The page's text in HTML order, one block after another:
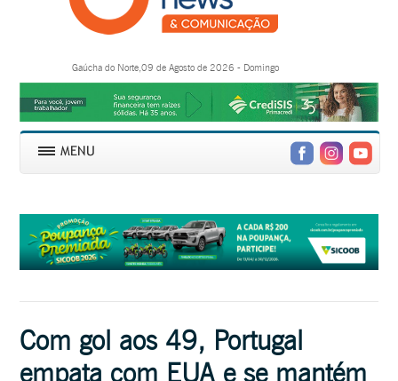
Gaúcha do Norte,09 de Agosto de 2026 - Domingo
Com gol aos 49, Portugal
empata com EUA e se mantém